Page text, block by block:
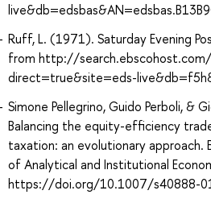
Ruff, L. (1971). Saturday Evening
from http://
direct=true&site=eds-
Simone Pellegrino, Guido Perboli, &
Balancing the equity-efficiency
taxation: an evolutionary approach.
of Analytical and Institutional
https://doi.org/10.1007/s40888-